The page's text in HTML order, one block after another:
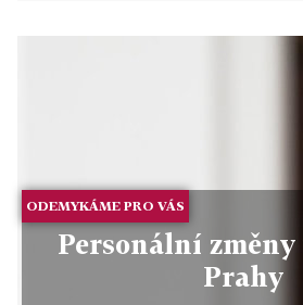
ODEMYKÁME PRO VÁS
Personální změny
Prahy